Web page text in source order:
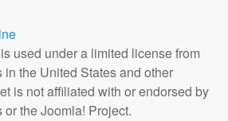
used under a limited license from
in the United States and other
is not affiliated with or endorsed by
the Joomla! Project.